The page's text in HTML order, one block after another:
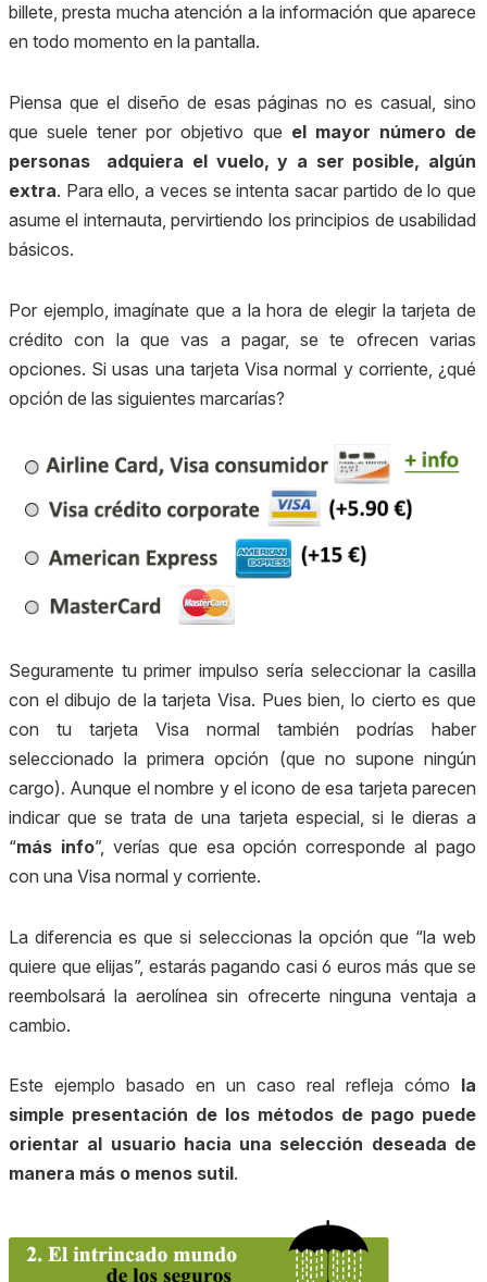
billete, presta mucha atención a la información que aparece
en todo momento en la pantalla.
Piensa que el diseño de esas páginas no es casual, sino
que suele tener por objetivo que el mayor número de
personas adquiera el vuelo, y a ser posible, algún
extra. Para ello, a veces se intenta sacar partido de lo que
asume el internauta, pervirtiendo los principios de usabilidad
básicos.
Por ejemplo, imagínate que a la hora de elegir la tarjeta de
crédito con la que vas a pagar, se te ofrecen varias
opciones. Si usas una tarjeta Visa normal y corriente, ¿qué
opción de las siguientes marcarías?
Seguramente tu primer impulso sería seleccionar la casilla
con el dibujo de la tarjeta Visa. Pues bien, lo cierto es que
con tu tarjeta Visa normal también podrías haber
seleccionado la primera opción (que no supone ningún
cargo). Aunque el nombre y el icono de esa tarjeta parecen
indicar que se trata de una tarjeta especial, si le dieras a
“más info”, verías que esa opción corresponde al pago
con una Visa normal y corriente.
La diferencia es que si seleccionas la opción que “la web
quiere que elijas”, estarás pagando casi 6 euros más que se
reembolsará la aerolínea sin ofrecerte ninguna ventaja a
cambio.
Este ejemplo basado en un caso real refleja cómo la
simple presentación de los métodos de pago puede
orientar al usuario hacia una selección deseada de
manera más o menos sutil.